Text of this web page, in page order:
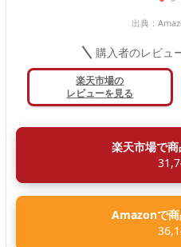
出典：
購入者のレビュ
楽天市場の
レビューを見る
楽天市場で
Amazonで商